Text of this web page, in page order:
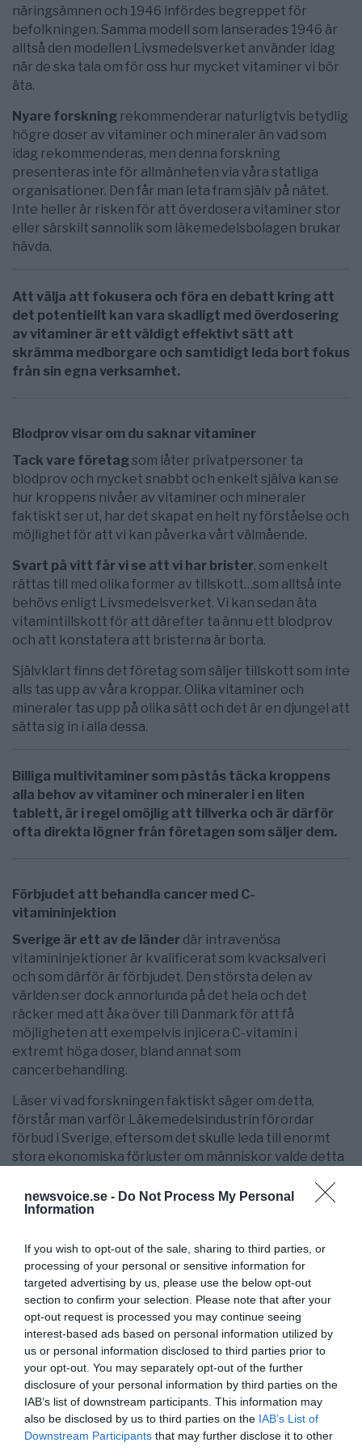
newsvoice.se - Do Not Process My Personal
Information
If you wish to opt-out of the sale, sharing to third parties, or
processing of your personal or sensitive information for
targeted advertising by us, please use the below opt-out
section to confirm your selection. Please note that after your
opt-out request is processed you may continue seeing
interest-based ads based on personal information utilized by
us or personal information disclosed to third parties prior to
your opt-out. You may separately opt-out of the further
disclosure of your personal information by third parties on the
IAB’s list of downstream participants. This information may
also be disclosed by us to third parties on the IAB’s List of
Downstream Participants that may further disclose it to other
näringsämnen och 1946 infördes begreppet för
befolkningen. Samma modell som lanserades 1946 är
alltså den modellen Livsmedelsverket använder idag
när de ska tala om för oss hur mycket vitaminer vi bör
äta.
Nyare forskning rekommenderar naturligtvis betydlig
högre doser av vitaminer och mineraler än vad som
idag rekommenderas, men denna forskning
presenteras inte för allmänheten via våra statliga
organisationer. Den får man leta fram själv på nätet.
Inte heller är risken för att överdosera vitaminer stor
eller särskilt sannolik som läkemedelsbolagen brukar
hävda.
Att välja att fokusera och föra en debatt kring att
det potentiellt kan vara skadligt med överdosering
av vitaminer är ett väldigt effektivt sätt att
skrämma medborgare och samtidigt leda bort fokus
från sin egna verksamhet.
Blodprov visar om du saknar vitaminer
Tack vare företagsom låter privatpersoner ta
blodprov och mycket snabbt och enkelt själva kan se
hur kroppens nivåer av vitaminer och mineraler
faktiskt ser ut, har det skapat en helt ny förståelse och
möjlighet för att vi kan påverka vårt välmående.
Svart på vitt får vi se att vi har brister, som enkelt
rättas till med olika former av tillskott…som alltså inte
behövs enligt Livsmedelsverket. Vi kan sedan äta
vitamintillskott för att därefter ta ännu ett blodprov
och att konstatera att bristerna är borta.
Självklart finns det företag som säljer tillskott som inte
alls tas upp av våra kroppar. Olika vitaminer och
mineraler tas upp på olika sätt och det är en djungel att
sätta sig in i alla dessa.
Billiga multivitaminer som påstås täcka kroppens
alla behov av vitaminer och mineraler i en liten
tablett, är i regel omöjlig att tillverka och är därför
ofta direkta lögner från företagen som säljer dem.
Förbjudet att behandla cancer med C-
vitamininjektion
Sverige är ett av de länder där intravenösa
vitamininjektioner är kvalificerat som kvacksalveri
och som därför är förbjudet. Den största delen av
världen ser dock annorlunda på det hela och det
räcker med att åka över till Danmark för att få
möjligheten att exempelvis injicera C-vitamin i
extremt höga doser, bland annat som
cancerbehandling.
Läser vi vad forskningen faktiskt säger om detta,
förstår man varför Läkemedelsindustrin förordar
förbud i Sverige, eftersom det skulle leda till enormt
stora ekonomiska förluster om människor valde detta
Om vi skulle ha perfekt balans i våra intag av
skulle vandra runt utan brister vilket i sin tur leder till
friskare befolkning och minskad försäljning av
läkemedel. Men som vi ofta kan konstatera, går
företagens vinster och ekonomisk tillväxt före
människan.
Text: Mike Blixt
Babylon som är skriven av författaren och
entreprenören Mike Blixt är en något misantropisk bok,
men den är fylld av hopp mellan raderna. NewsVoice
publicerar exklusivt alla 50 kapitel från boken som